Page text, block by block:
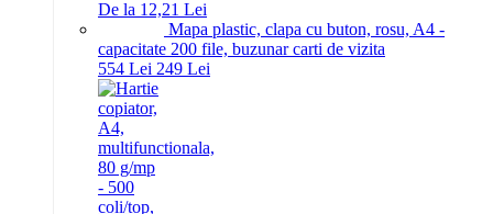
De la 12,21 Lei
Mapa plastic, clapa cu buton, rosu, A4 -
capacitate 200 file, buzunar carti de vizita
554 Lei 249 Lei